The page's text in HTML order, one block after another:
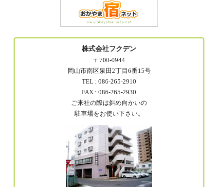
株式会社フクデン
〒700-0944
岡山市南区泉田2丁目6番15号
TEL : 086-265-2910
FAX : 086-265-2930
ご来社の際は斜め向かいの
駐車場をお使い下さい。